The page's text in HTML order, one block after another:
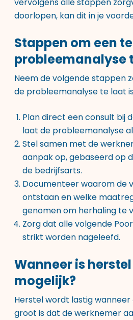
doorlopen, kan dit in je
Stappen om een
probleemanalyse
Neem de volgende stappen
de probleemanalyse te laat
Plan direct een consult bij
laat de probleemanalyse
Stel samen met de
aanpak op, gebaseerd op
de bedrijfsarts.
Documenteer waarom de
ontstaan en welke
genomen om herhaling te
Zorg dat alle volgende
strikt worden nageleefd.
Wanneer is
mogelijk?
Herstel wordt lastig
groot is dat de werknemer